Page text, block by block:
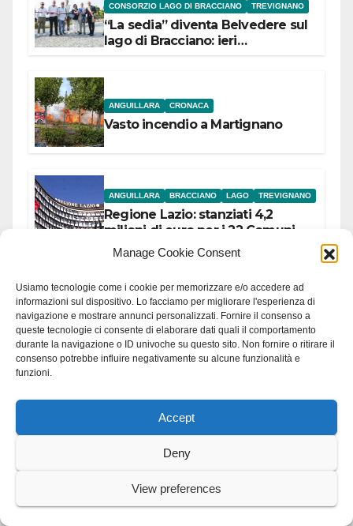
Manage Cookie Consent
Usiamo tecnologie come i cookie per memorizzare e/o accedere ad
informazioni sul dispositivo. Lo facciamo per migliorare l'esperienza di
navigazione e mostrare annunci personalizzati. Fornire il consenso a
queste tecnologie ci consente di elaborare dati quali il comportamento
durante la navigazione o ID univoche su questo sito. Non fornire o ritirare il
consenso potrebbe influire negativamente su alcune funzionalità e
funzioni.
Accept
Deny
View preferences
CONSORZIO LAGO DI BRACCIANO
TREVIGNANO
“La sedia” diventa Belvedere sul
lago di Bracciano: ieri
ANGUILLARA CRONACA
Vasto incendio a Martignano
ANGUILLARA BRACCIANO LAGO TREVIGNANO
Regione Lazio: stanziati 4,2
milioni di euro per i 22 Comuni
dell’Etruria Meridionale
Anguillara: a via Bellini